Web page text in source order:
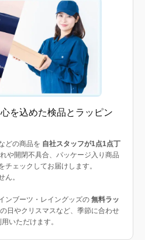
を込めた検品とラッピン
どの商品を 自社スタッフが1点1点丁
や開閉不具合、パッケージ入り商品
ェックしてお届けします。
。
ンブーツ・レイングッズの 無料ラッ
日やクリスマスなど、季節に合わせ
いただけます。